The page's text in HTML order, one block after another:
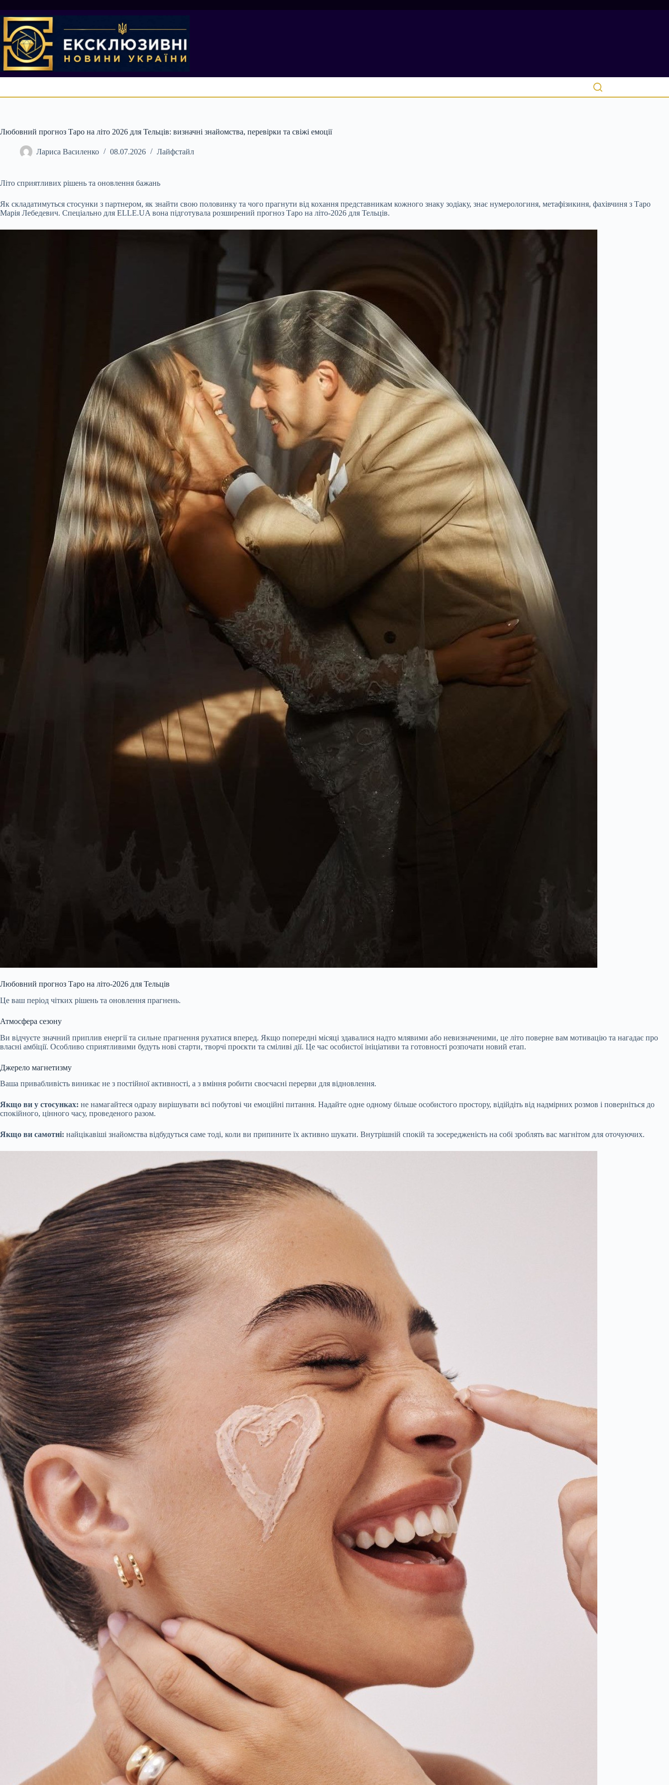
до
вмісту
Любовний прогноз Таро на літо 2026 для Тельців: визначні знайомства, перевірки та свіжі емоції
Лариса Василенко 08.07.2026 Лайфстайл
Літо сприятливих рішень та оновлення бажань
Як складатимуться стосунки з партнером, як знайти свою половинку та чого прагнути від кохання представникам кожного знаку зодіаку, знає нумерологиня, метафізикиня, фахівчиня з Таро
Марія Лебедевич. Спеціально для ELLE.UA вона підготувала розширений прогноз Таро на літо-2026 для Тельців.
Любовний прогноз Таро на літо-2026 для Тельців
Це ваш період чітких рішень та оновлення прагнень.
Атмосфера сезону
Ви відчуєте значний приплив енергії та сильне прагнення рухатися вперед. Якщо попередні місяці здавалися надто млявими або невизначеними, це літо поверне вам мотивацію та нагадає про
власні амбіції. Особливо сприятливими будуть нові старти, творчі проєкти та сміливі дії. Це час особистої ініціативи та готовності розпочати новий етап.
Джерело магнетизму
Ваша привабливість виникає не з постійної активності, а з вміння робити своєчасні перерви для відновлення.
Якщо ви у стосунках: не намагайтеся одразу вирішувати всі побутові чи емоційні питання. Надайте одне одному більше особистого простору, відійдіть від надмірних розмов і поверніться до
спокійного, цінного часу, проведеного разом.
Якщо ви самотні: найцікавіші знайомства відбудуться саме тоді, коли ви припините їх активно шукати. Внутрішній спокій та зосередженість на собі зроблять вас магнітом для оточуючих.